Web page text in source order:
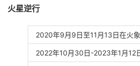
火星逆行
2020年9月9日至11月13日在火
2022年10月30日-2023年1月12